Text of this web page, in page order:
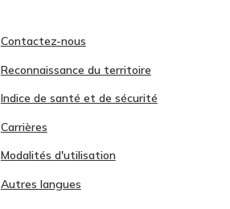
Contactez-nous
Reconnaissance du territoire
Indice de santé et de sécurité
Carrières
Modalités d'utilisation
Autres langues